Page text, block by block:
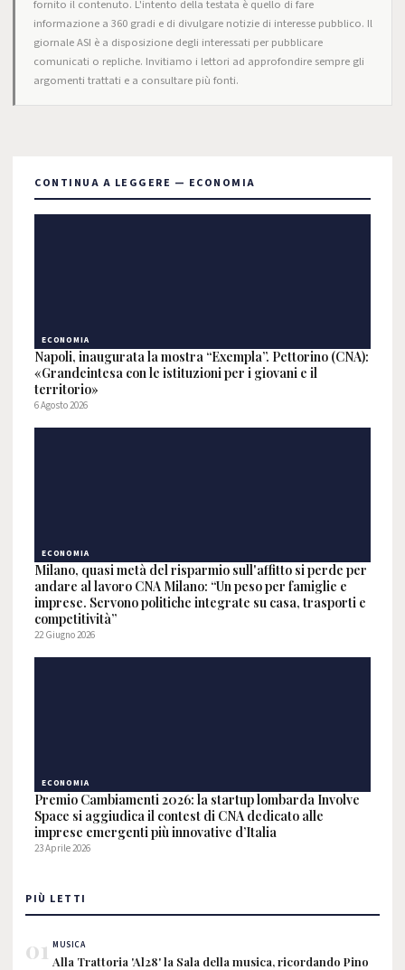
fornito il contenuto. L'intento della testata è quello di fare
informazione a 360 gradi e di divulgare notizie di interesse pubblico. Il
giornale ASI è a disposizione degli interessati per pubblicare
comunicati o repliche. Invitiamo i lettori ad approfondire sempre gli
argomenti trattati e a consultare più fonti.
CONTINUA A LEGGERE — ECONOMIA
ECONOMIA
Napoli, inaugurata la mostra “Exempla”. Pettorino (CNA):
«Grandeintesa con le istituzioni per i giovani e il
territorio»
6 Agosto 2026
ECONOMIA
Milano, quasi metà del risparmio sull'affitto si perde per
andare al lavoro CNA Milano: “Un peso per famiglie e
imprese. Servono politiche integrate su casa, trasporti e
competitività”
22 Giugno 2026
ECONOMIA
Premio Cambiamenti 2026: la startup lombarda Involve
Space si aggiudica il contest di CNA dedicato alle
imprese emergenti più innovative d’Italia
23 Aprile 2026
PIÙ LETTI
01 MUSICA
Alla Trattoria 'Al28' la Sala della musica, ricordando Pino